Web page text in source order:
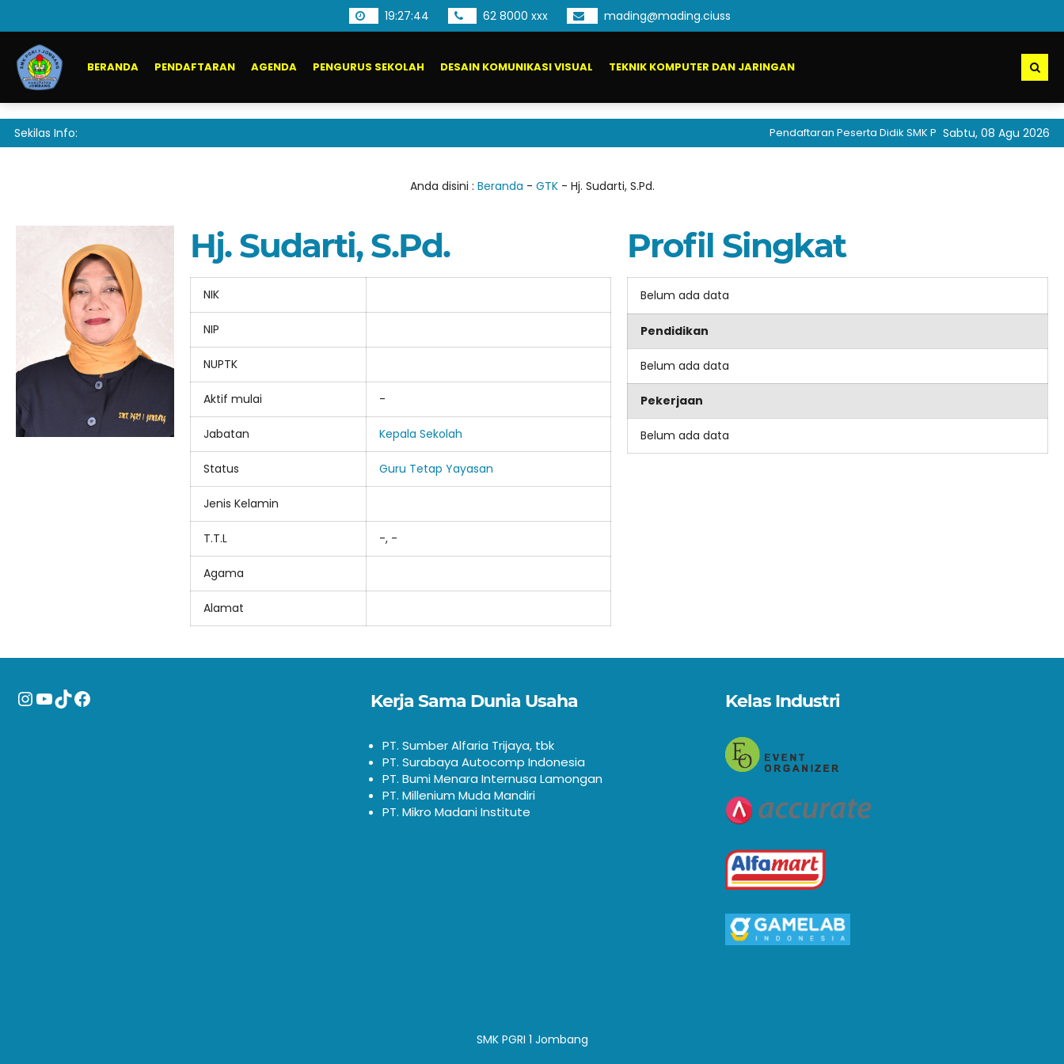
19:27:44 62 8000 xxx mading@mading.ciuss
BERANDA PENDAFTARAN AGENDA PENGURUS SEKOLAH DESAIN KOMUNIKASI VISUAL TEKNIK KOMPUTER DAN JARINGAN
Sekilas Info: Sabtu, 08 Agu 2026
Pendaftaran Peserta Didik SMK PGRI 1 Jombang akan
Anda disini : Beranda - GTK- Hj. Sudarti, S.Pd.
Hj. Sudarti, S.Pd.
NIK
NIP
NUPTK
Aktif mulai -
Jabatan Kepala Sekolah
Status Guru Tetap Yayasan
Jenis Kelamin
T.T.L -, -
Agama
Alamat
Profil Singkat
Belum ada data
Pendidikan
Belum ada data
Pekerjaan
Belum ada data
Instagram
YouTube
TikTokFacebook Kerja Sama Dunia Usaha
PT. Sumber Alfaria Trijaya, tbk
PT. Surabaya Autocomp Indonesia
PT. Bumi Menara Internusa Lamongan
PT. Millenium Muda Mandiri
PT. Mikro Madani Institute
Kelas Industri
SMK PGRI 1 Jombang